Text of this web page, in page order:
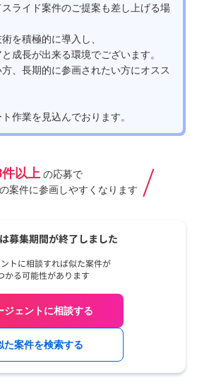
ライド案件のご提案も差し上げる場
を積極的に導入し、
成長が出来る環境でございます。
、長期的に参画されたい方にオスス
作業を見込んでおります。
件以上 の応募で
案件に参画しやすくなります
ジェントに相談する
た案件を検索する